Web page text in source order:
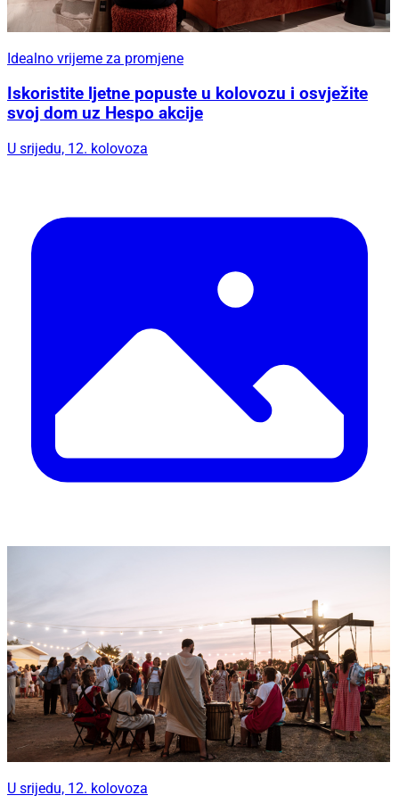
Idealno vrijeme za promjene
Iskoristite ljetne popuste u kolovozu i osvježite
svoj dom uz Hespo akcije
U srijedu, 12. kolovoza
U srijedu, 12. kolovoza